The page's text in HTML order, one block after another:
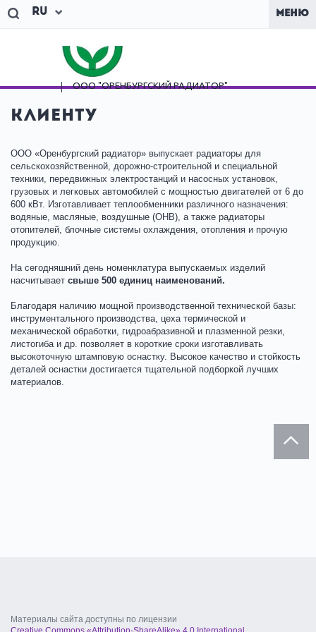
Ru МЕНЮ
ООО "ОРЕНБУРГСКИЙРАДИАТОР"
Клиенту
ООО «Оренбургский радиатор» выпускает радиаторы для
сельскохозяйственной, дорожно-строительной и специальной
техники, передвижных электростанций и насосных установок,
грузовых и легковых автомобилей с мощностью двигателей от 6 до
600 кВт. Изготавливает теплообменники различного назначения:
водяные, масляные, воздушные (ОНВ), а также радиаторы
отопителей, блочные системы охлаждения, отопления и прочую
продукцию.
На сегодняшний день номенклатура выпускаемых изделий
насчитывает свыше 500 единиц наименований.
Благодаря наличию мощной производственной технической базы:
инструментального производства, цеха термической и
механической обработки, гидроабразивной и плазменной резки,
листогиба и др. позволяет в короткие сроки изготавливать
высокоточную штамповую оснастку. Высокое качество и стойкость
деталей оснастки достигается тщательной подборкой лучших
материалов.
Материалы сайта доступны по лицензии